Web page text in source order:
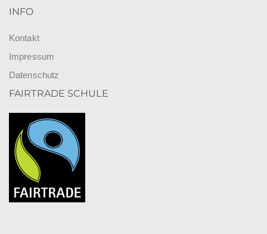
INFO
Kontakt
Impressum
Datenschutz
FAIRTRADE SCHULE